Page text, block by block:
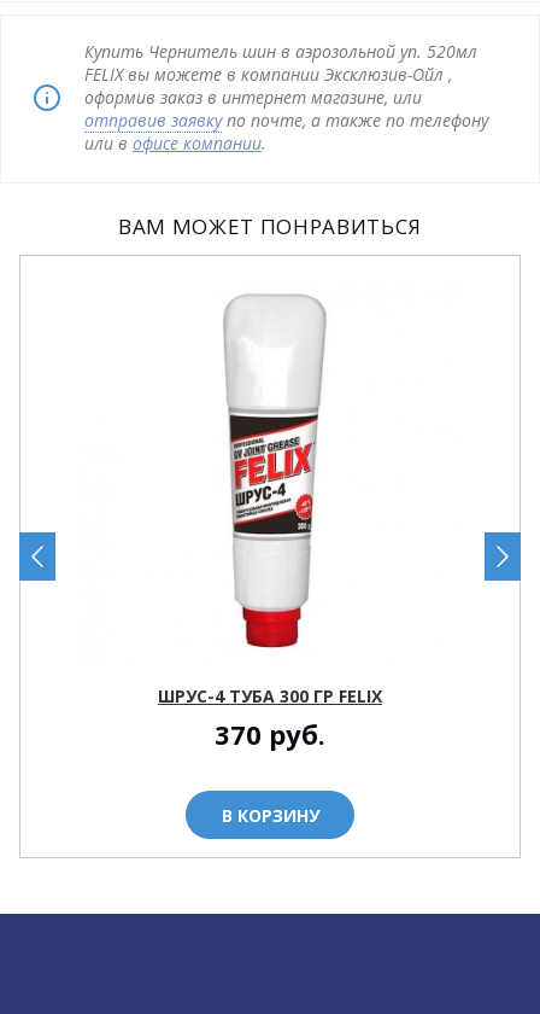
Купить Чернитель шин в аэрозольной уп. 520мл
FELIX вы можете в компании Эксклюзив-Ойл ,
оформив заказ в интернет магазине, или
отправив заявкупо почте, а также по телефону
или в офисе компании.
ВАМ МОЖЕТ ПОНРАВИТЬСЯ
ШРУС-4 ТУБА 300 ГР FELIX
370 руб.
В КОРЗИНУ